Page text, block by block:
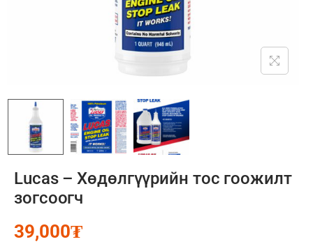
Lucas – Хөдөлгүүрийн тос гоожилт
зогсоогч
39,000₮